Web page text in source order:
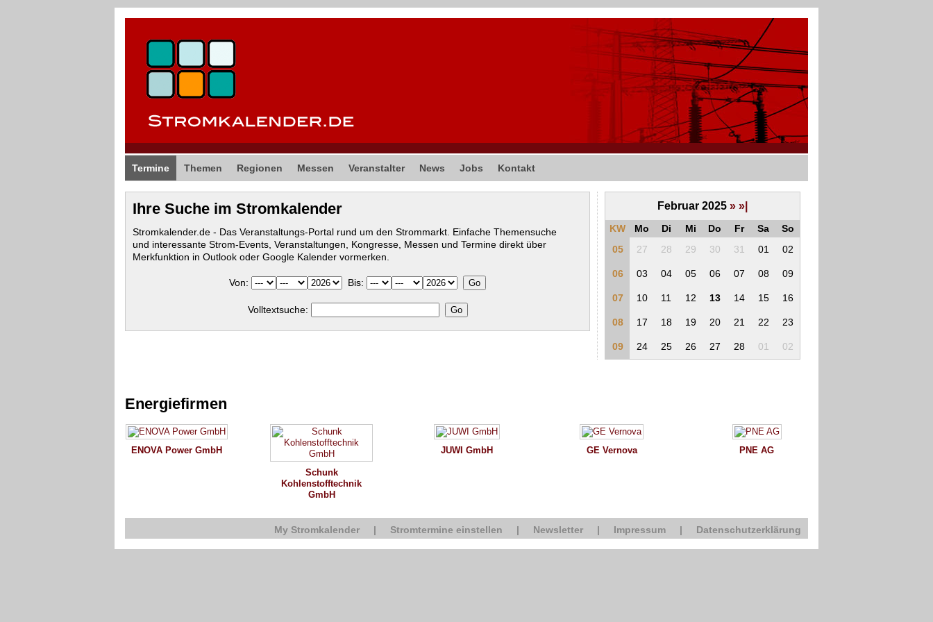
Termine Themen Regionen Messen Veranstalter News Jobs Kontakt
Ihre Suche im Stromkalender
Stromkalender.de - Das Veranstaltungs-Portal rund um den Strommarkt. Einfache Themensuche
und interessante Strom-Events, Veranstaltungen, Kongresse, Messen und Termine direkt über
Merkfunktion in Outlook oder Google Kalender vormerken.
Von: Bis:
Volltextsuche:
Februar 2025 » »|
KW Mo Di Mi Do Fr Sa
So
05
27 28 29 30 31 01 02
06 03 04 05 06 07 08 09
07 10 11 12 13 14 15 16
08 17 18 19 20 21 22 23
09 24 25 26 27 28 01 02
Energiefirmen
ENOVA Power GmbH
Schunk
Kohlenstofftechnik
GmbH
JUWI GmbH GE Vernova PNE AG
My Stromkalender | Stromtermine einstellen | Newsletter | Impressum | Datenschutzerklärung